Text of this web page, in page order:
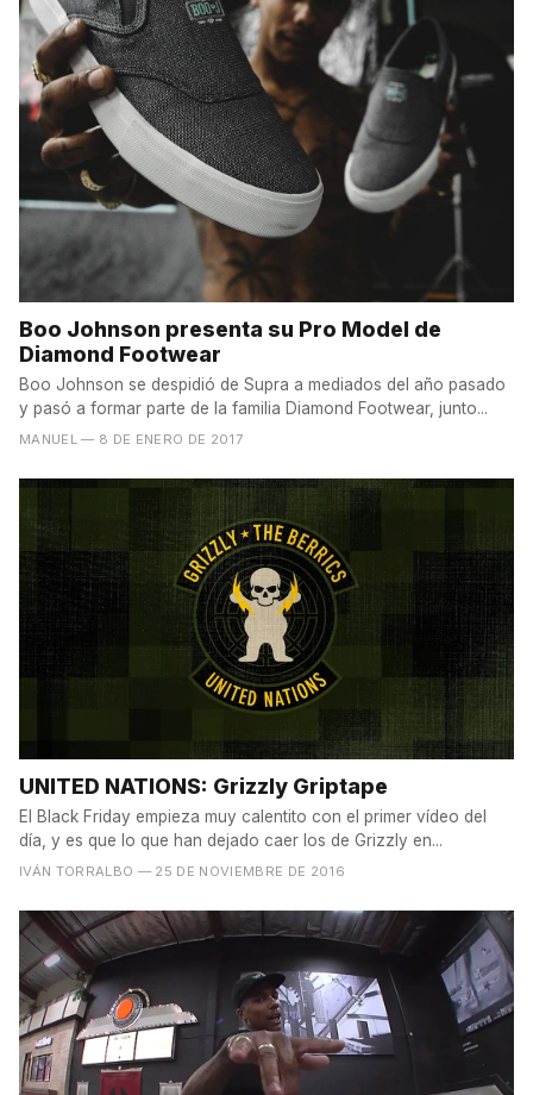
Boo Johnson presenta su Pro Model de
Diamond Footwear
Boo Johnson se despidió de Supra a mediados del año pasado
y pasó a formar parte de la familia Diamond Footwear, junto...
MANUEL — 8 DE ENERO DE 2017
UNITED NATIONS: Grizzly Griptape
El Black Friday empieza muy calentito con el primer vídeo del
día, y es que lo que han dejado caer los de Grizzly en...
IVÁN TORRALBO — 25 DE NOVIEMBRE DE 2016